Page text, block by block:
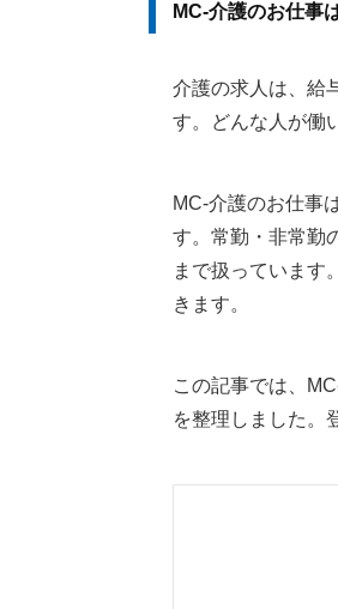
MC-介護のお仕事
介護の求人は、給
す。どんな人が働
MC-介護のお仕事
す。常勤・非常勤
まで扱っています
きます。
この記事では、
を整理しました。